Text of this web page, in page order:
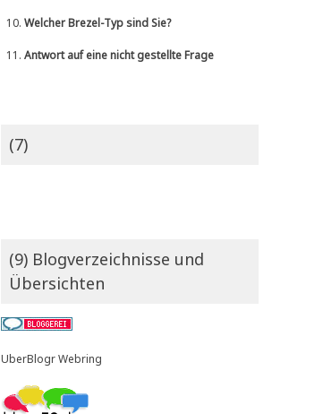
10. Welcher Brezel-Typ sind Sie?
11. Antwort auf eine nicht gestellte Frage
(7)
(9) Blogverzeichnisse und
Übersichten
UberBlogr Webring